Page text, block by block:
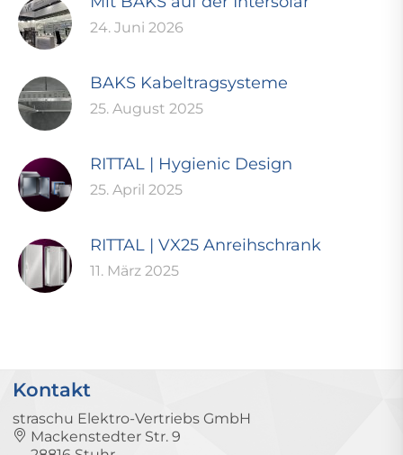
24. Juni 2026
BAKS Kabeltragsysteme
25. August 2025
RITTAL | Hygienic Design
25. April 2025
RITTAL | VX25 Anreihschrank
11. März 2025
Kontakt
straschu Elektro-Vertriebs GmbH
Mackenstedter Str. 9